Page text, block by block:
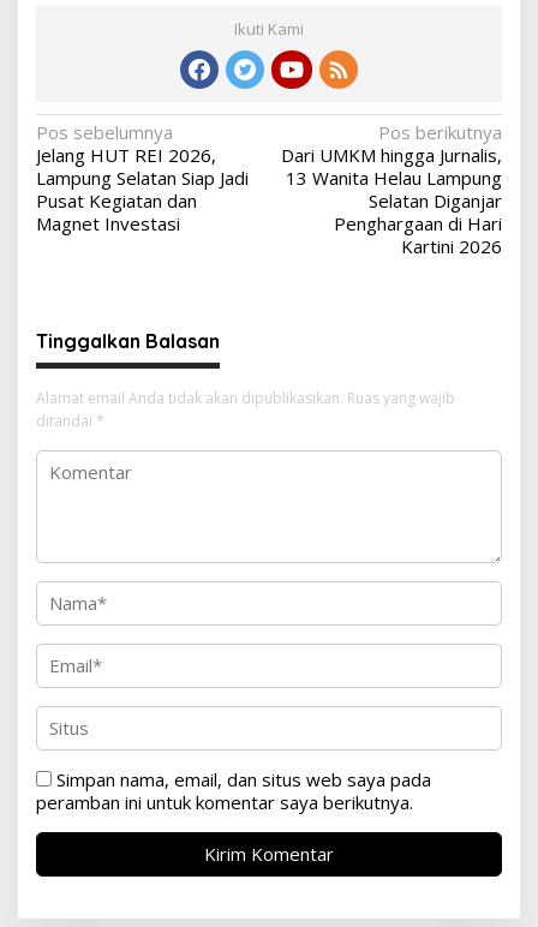
Ikuti Kami
Navigasi
pos
Pos sebelumnya
Jelang HUT REI 2026,
Lampung Selatan Siap Jadi
Pusat Kegiatan dan
Magnet Investasi
Pos berikutnya
Dari UMKM hingga Jurnalis,
13 Wanita Helau Lampung
Selatan Diganjar
Penghargaan di Hari
Kartini 2026
Tinggalkan Balasan
Alamat email Anda tidak akan dipublikasikan. Ruas yang wajib
ditandai *
Simpan nama, email, dan situs web saya pada
peramban ini untuk komentar saya berikutnya.